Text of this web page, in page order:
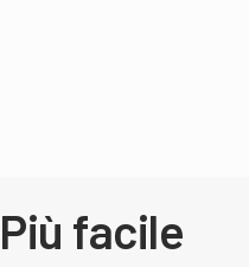
Più facile